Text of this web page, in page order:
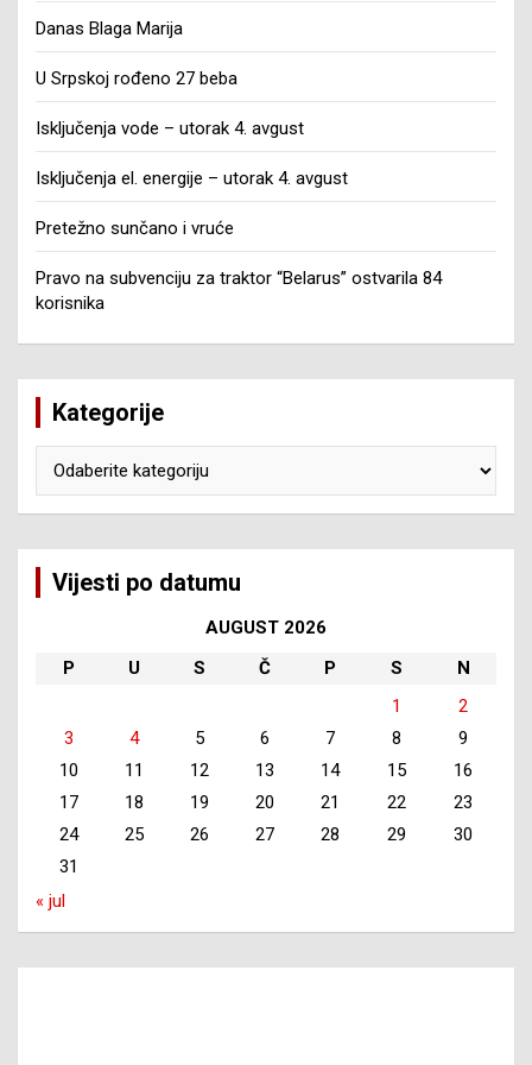
Danas Blaga Marija
U Srpskoj rođeno 27 beba
Isključenja vode – utorak 4. avgust
Isključenja el. energije – utorak 4. avgust
Pretežno sunčano i vruće
Pravo na subvenciju za traktor “Belarus” ostvarila 84
korisnika
Kategorije
Vijesti po datumu
AUGUST 2026
P
U S Č P S
N
1
2
3
4 5 6 7 8
9
10
11 12 13 14 15
16
17
18 19 20 21 22
23
24
25 26 27 28 29
30
31
« jul